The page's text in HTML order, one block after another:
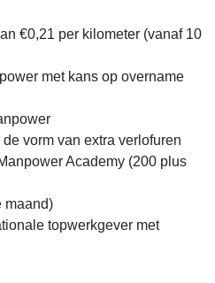
€0,21 per kilometer (vanaf 10
met kans op overname
vorm van extra verlofuren
Academy (200 plus
maand)
topwerkgever met